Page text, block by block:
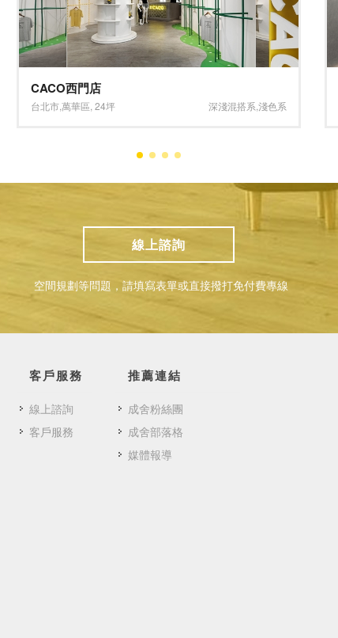
CACO西門店
台北市萬華區 24坪 深淺混搭系 淺色系
線上諮詢
空間規劃等問題，請填寫表單或直接撥打免付費專線
客戶服務
線上諮詢
客戶服務
推薦連結
成舍粉絲團
成舍部落格
媒體報導